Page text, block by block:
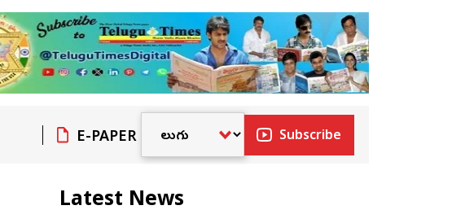
E-PAPER Subscribe
Latest News